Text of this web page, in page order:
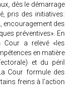
dès le démarrage
pris des initiatives:
encouragement des
préventives». En
Cour a relevé «les
en matière
et du péril
Cour formule des
freins à l'action